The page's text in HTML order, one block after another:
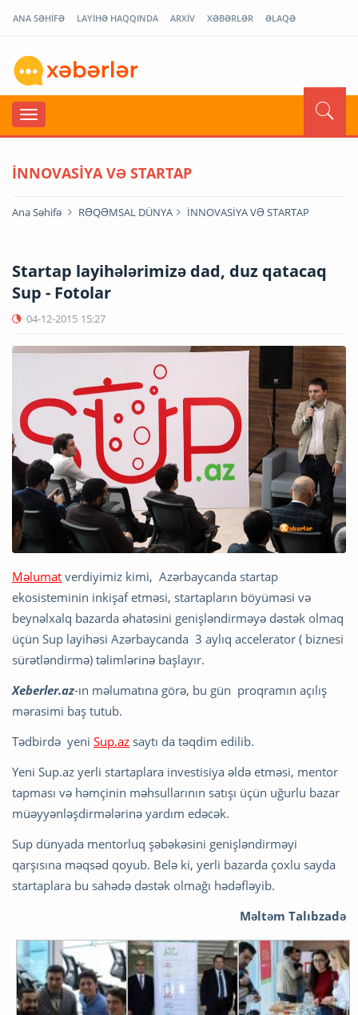
ANA SƏHİFƏ LAYİHƏ HAQQINDA ARXİV XƏBƏRLƏR ƏLAQƏ
İNNOVASİYA VƏ STARTAP
Ana Səhifə RƏQƏMSAL DÜNYA İNNOVASİYA VƏ STARTAP
Startap layihələrimizə dad, duz qatacaq
Sup - Fotolar
04-12-2015 15:27
Məlumat verdiyimiz kimi, Azərbaycanda startap
ekosisteminin inkişaf etməsi, startapların böyüməsi və
beynəlxalq bazarda əhatəsini genişləndirməyə dəstək olmaq
üçün Sup layihəsi Azərbaycanda 3 aylıq accelerator ( biznesi
sürətləndirmə) təlimlərinə başlayır.
Xeberler.az-ın məlumatına görə, bu gün proqramın açılış
mərasimi baş tutub.
Tədbirdə yeni Sup.az saytı da təqdim edilib.
Yeni Sup.az yerli startaplara investisiya əldə etməsi, mentor
tapması və həmçinin məhsullarının satışı üçün uğurlu bazar
müəyyənləşdirmələrinə yardım edəcək.
Sup dünyada mentorluq şəbəkəsini genişləndirməyi
qarşısına məqsəd qoyub. Belə ki, yerli bazarda çoxlu sayda
startaplara bu sahədə dəstək olmağı hədəfləyib.
Məltəm Talıbzadə